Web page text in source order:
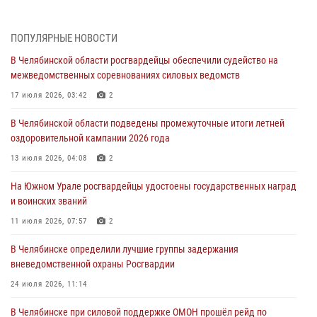
03 августа 2026, 09:22 1
Авиация Росгвардии совершила более 250 санитарных вылетов в
Донецкой Народной Республике
31 июля 2026, 11:33
Росгвардия обеспечивает безопасность граждан на южном
направлении
31 июля 2026, 11:32
В Уральском округе Росгвардии состоялось заседание
оперативного штаба
30 июля 2026, 10:53
ПОПУЛЯРНЫЕ НОВОСТИ
В Челябинской области росгвардейцы обеспечили судейство на
межведомственных соревнованиях силовых ведомств
17 июля 2026, 03:42 2
В Челябинской области подведены промежуточные итоги летней
оздоровительной кампании 2026 года
13 июля 2026, 04:08 2
На Южном Урале росгвардейцы удостоены государственных наград
и воинских званий
11 июля 2026, 07:57 2
В Челябинске определили лучшие группы задержания
вневедомственной охраны Росгвардии
24 июля 2026, 11:14
В Челябинске при силовой поддержке ОМОН прошёл рейд по